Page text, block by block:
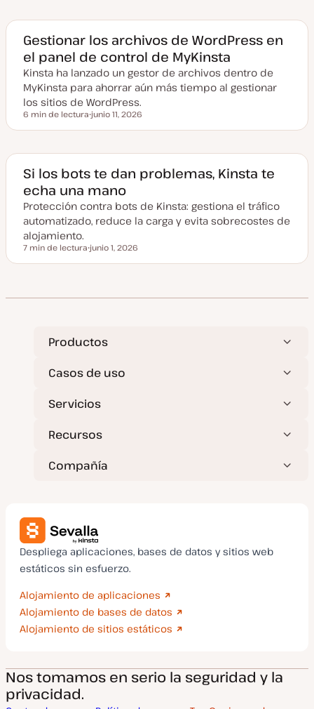
h
a
c
t
u
a
i
z
a
d
Gestionar los archivos de WordPress en
el panel de control de MyKinsta
Kinsta ha lanzado un gestor de archivos dentro de
MyKinsta para ahorrar aún más tiempo al gestionar
los sitios de WordPress.
Tiempo de lectura
6 min de lectura
e
h
a
c
t
u
a
i
a
d
junio 11, 2026
Si los bots te dan problemas, Kinsta te
echa una mano
Protección contra bots de Kinsta: gestiona el tráfico
automatizado, reduce la carga y evita sobrecostes de
alojamiento.
Tiempo de lectura
7 min de lectura
e
a
l
a
junio 1, 2026
Productos
Casos de uso
Servicios
Recursos
Compañía
Despliega aplicaciones, bases de datos y sitios web
estáticos sin esfuerzo.
Alojamiento de aplicaciones
Alojamiento de bases de datos
Alojamiento de sitios estáticos
Nos tomamos en serio la seguridad y la
privacidad.